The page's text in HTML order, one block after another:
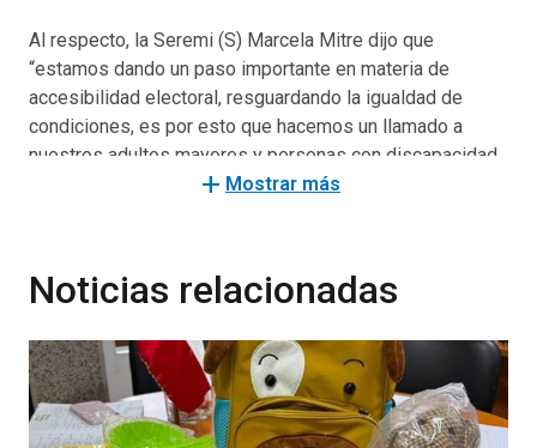
Al respecto, la Seremi (S) Marcela Mitre dijo que
“estamos dando un paso importante en materia de
accesibilidad electoral, resguardando la igualdad de
condiciones, es por esto que hacemos un llamado a
nuestros adultos mayores y personas con discapacidad
a que acudan a ejercer su derecho a voto y aseguren su
todas las medidas necesarias que promueven la plena
Por su parte el Delegado Presidencial de Los Ríos,
César Asenjo, destacó la importancia de seguir
fortaleciendo la participación en estas Elecciones
add Mostrar más
Noticias relacionadas